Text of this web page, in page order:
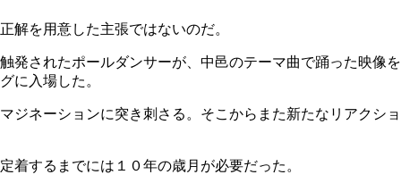
解を用意した主張ではないのだ。
されたポールダンサーが、中邑のテーマ曲で踊った映像を
に入場した。
ジネーションに突き刺さる。そこからまた新たなリアクショ
するまでには１０年の歳月が必要だった。